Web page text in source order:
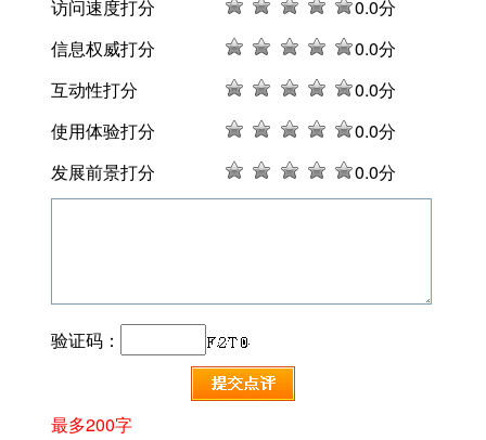
访问速度打分 0.0分
信息权威打分
0.0分
互动性打分
0.0分
使用体验打分
0.0分
发展前景打分
0.0分
验证码：
最多200字